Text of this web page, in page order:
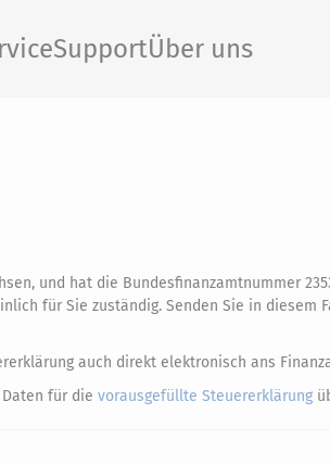
SupportÜber uns
und hat die Bundesfinanzamtnummer
für Sie zuständig. Senden Sie in diesem
auch direkt elektronisch ans
für die vorausgefüllte Steuererklärung